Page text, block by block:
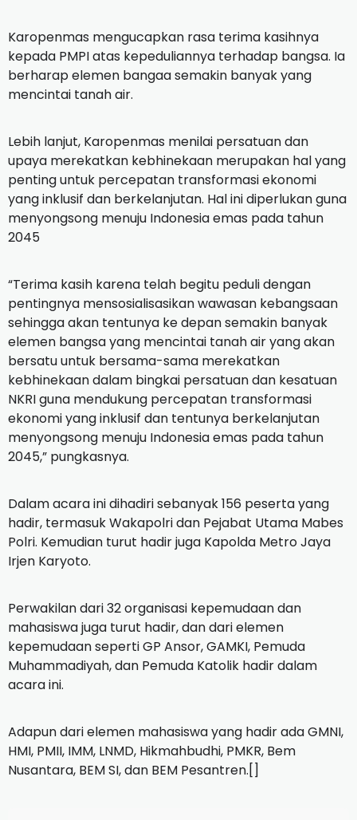
Karopenmas mengucapkan rasa terima kasihnya
kepada PMPI atas kepeduliannya terhadap bangsa. Ia
berharap elemen bangaa semakin banyak yang
mencintai tanah air.
Lebih lanjut, Karopenmas menilai persatuan dan
upaya merekatkan kebhinekaan merupakan hal yang
penting untuk percepatan transformasi ekonomi
yang inklusif dan berkelanjutan. Hal ini diperlukan guna
menyongsong menuju Indonesia emas pada tahun
2045
“Terima kasih karena telah begitu peduli dengan
pentingnya mensosialisasikan wawasan kebangsaan
sehingga akan tentunya ke depan semakin banyak
elemen bangsa yang mencintai tanah air yang akan
bersatu untuk bersama-sama merekatkan
kebhinekaan dalam bingkai persatuan dan kesatuan
NKRI guna mendukung percepatan transformasi
ekonomi yang inklusif dan tentunya berkelanjutan
menyongsong menuju Indonesia emas pada tahun
2045,” pungkasnya.
Dalam acara ini dihadiri sebanyak 156 peserta yang
hadir, termasuk Wakapolri dan Pejabat Utama Mabes
Polri. Kemudian turut hadir juga Kapolda Metro Jaya
Irjen Karyoto.
Perwakilan dari 32 organisasi kepemudaan dan
mahasiswa juga turut hadir, dan dari elemen
kepemudaan seperti GP Ansor, GAMKI, Pemuda
Muhammadiyah, dan Pemuda Katolik hadir dalam
acara ini.
Adapun dari elemen mahasiswa yang hadir ada GMNI,
HMI, PMII, IMM, LNMD, Hikmahbudhi, PMKR, Bem
Nusantara, BEM SI, dan BEM Pesantren.[]